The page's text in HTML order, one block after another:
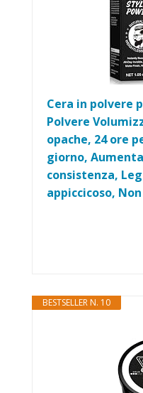
Cera in polvere
Polvere
opache, 24 ore
giorno,
consistenza,
appiccicoso,
BESTSELLER N. 10